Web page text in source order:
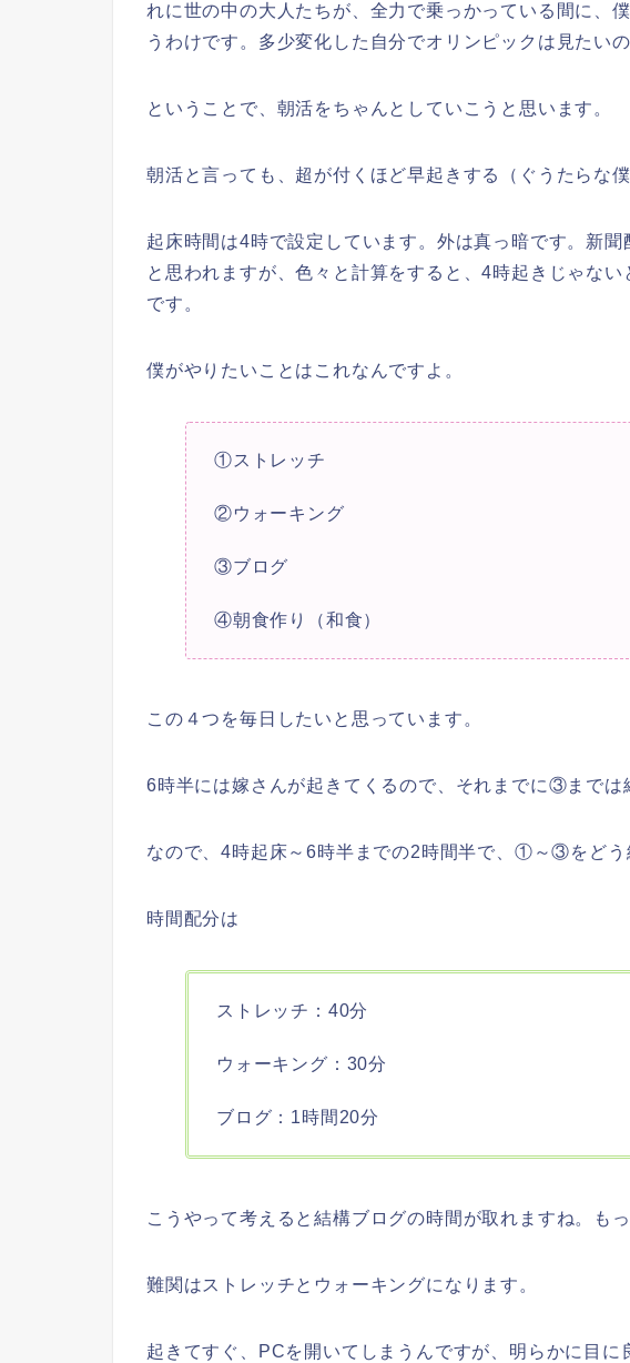
れに世の中の大人たちが、全力で乗っかっている間に、
うわけです。多少変化した自分でオリンピックは見たいの
ということで、朝活をちゃんとしていこうと思います。
朝活と言っても、超が付くほど早起きする（ぐうたらな僕
起床時間は4時で設定しています。外は真っ暗です。新
と思われますが、色々と計算をすると、4時起きじゃな
です。
僕がやりたいことはこれなんですよ。
①ストレッチ
②ウォーキング
③ブログ
④朝食作り（和食）
この４つを毎日したいと思っています。
6時半には嫁さんが起きてくるので、それまでに③までは
なので、4時起床～6時半までの2時間半で、①～③をどう
時間配分は
ストレッチ：40分
ウォーキング：30分
ブログ：1時間20分
こうやって考えると結構ブログの時間が取れますね。も
難関はストレッチとウォーキングになります。
起きてすぐ、PCを開いてしまうんですが、明らかに目に